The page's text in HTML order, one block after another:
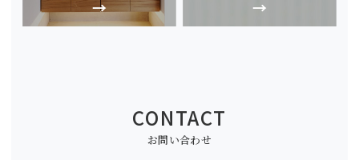
CONTACT
お問い合わせ